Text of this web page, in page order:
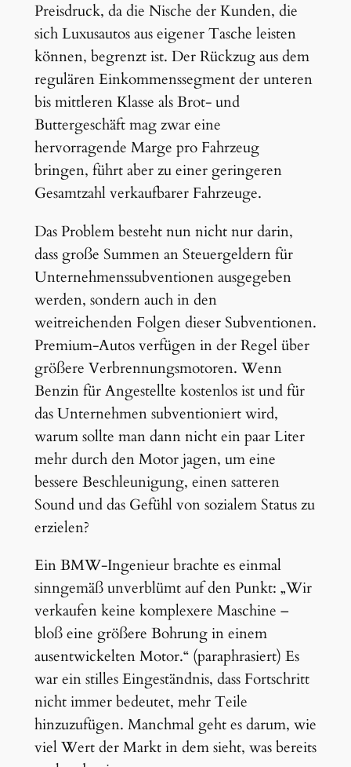
Preisdruck, da die Nische der Kunden, die
sich Luxusautos aus eigener Tasche leisten
können, begrenzt ist. Der Rückzug aus dem
regulären Einkommenssegment der unteren
bis mittleren Klasse als Brot- und
Buttergeschäft mag zwar eine
hervorragende Marge pro Fahrzeug
bringen, führt aber zu einer geringeren
Gesamtzahl verkaufbarer Fahrzeuge.
Das Problem besteht nun nicht nur darin,
dass große Summen an Steuergeldern für
Unternehmenssubventionen ausgegeben
werden, sondern auch in den
weitreichenden Folgen dieser Subventionen.
Premium-Autos verfügen in der Regel über
größere Verbrennungsmotoren. Wenn
Benzin für Angestellte kostenlos ist und für
das Unternehmen subventioniert wird,
warum sollte man dann nicht ein paar Liter
mehr durch den Motor jagen, um eine
bessere Beschleunigung, einen satteren
Sound und das Gefühl von sozialem Status zu
erzielen?
Ein BMW-Ingenieur brachte es einmal
sinngemäß unverblümt auf den Punkt: „Wir
verkaufen keine komplexere Maschine –
bloß eine größere Bohrung in einem
ausentwickelten Motor.“ (paraphrasiert) Es
war ein stilles Eingeständnis, dass Fortschritt
nicht immer bedeutet, mehr Teile
hinzuzufügen. Manchmal geht es darum, wie
viel Wert der Markt in dem sieht, was bereits